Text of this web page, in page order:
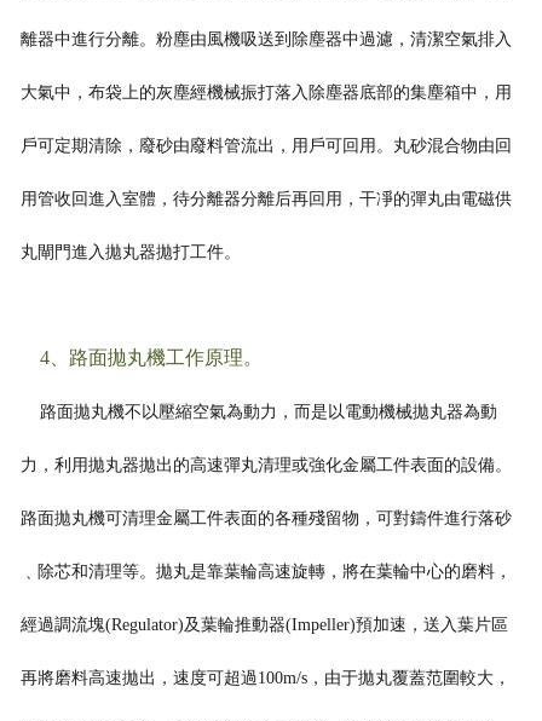
離器中進行分離。粉塵由風機吸送到除塵器中過濾，清潔空氣排入
大氣中，布袋上的灰塵經機械振打落入除塵器底部的集塵箱中，用
戶可定期清除，廢砂由廢料管流出，用戶可回用。丸砂混合物由回
用管收回進入室體，待分離器分離后再回用，干凈的彈丸由電磁供
丸閘門進入拋丸器拋打工件。
4、路面拋丸機工作原理。
路面拋丸機不以壓縮空氣為動力，而是以電動機械拋丸器為動
力，利用拋丸器拋出的高速彈丸清理或強化金屬工件表面的設備。
路面拋丸機可清理金屬工件表面的各種殘留物，可對鑄件進行落砂
﹑除芯和清理等。拋丸是靠葉輪高速旋轉，將在葉輪中心的磨料，
經過調流塊(Regulator)及葉輪推動器(Impeller)預加速，送入葉片區
再將磨料高速拋出，速度可超過100m/s，由于拋丸覆蓋范圍較大，